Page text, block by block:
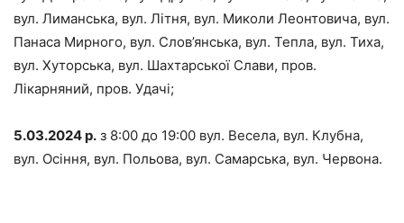
вул. Лиманська, вул. Літня, вул. Миколи Леонтовича, вул.
Панаса Мирного, вул. Слов’янська, вул. Тепла, вул. Тиха,
вул. Хуторська, вул. Шахтарської Слави, пров.
Лікарняний, пров. Удачі;
5.03.2024 р. з 8:00 до 19:00 вул. Весела, вул. Клубна,
вул. Осіння, вул. Польова, вул. Самарська, вул. Червона.